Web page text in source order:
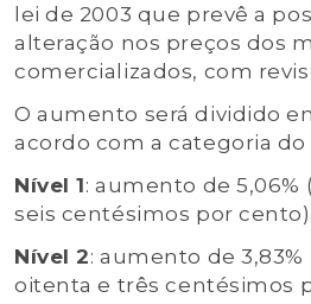
lei de 2003 que prevê a
alteração nos preços dos
comercializados, com
O aumento será dividido
acordo com a categoria
Nível 1: aumento de 5,06%
seis centésimos por cento)
Nível 2: aumento de
oitenta e três centésimos